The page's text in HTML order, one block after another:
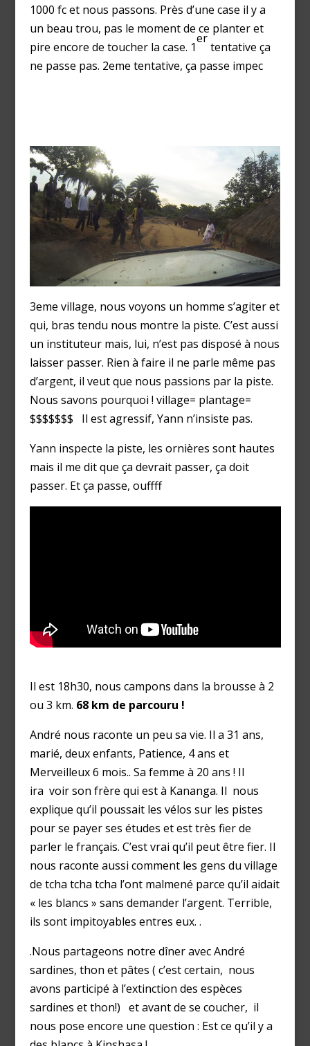
1000 fc et nous passons. Près d’une case il y a
un beau trou, pas le moment de ce planter et
pire encore de toucher la case. 1
er
tentative ça
ne passe pas. 2eme tentative, ça passe impec
3eme village, nous voyons un homme s’agiter et
qui, bras tendu nous montre la piste. C’est aussi
un instituteur mais, lui, n’est pas disposé à nous
laisser passer. Rien à faire il ne parle même pas
d’argent, il veut que nous passions par la piste.
Nous savons pourquoi ! village= plantage=
$$$$$$$ Il est agressif, Yann n’insiste pas.
Yann inspecte la piste, les ornières sont hautes
mais il me dit que ça devrait passer, ça doit
passer. Et ça passe, ouffff
Il est 18h30, nous campons dans la brousse à 2
ou 3 km. 68 km de parcouru !
André nous raconte un peu sa vie. Il a 31 ans,
marié, deux enfants, Patience, 4 ans et
Merveilleux 6 mois.. Sa femme à 20 ans ! Il
ira voir son frère qui est à Kananga. Il nous
explique qu’il poussait les vélos sur les pistes
pour se payer ses études et est très fier de
parler le français. C’est vrai qu’il peut être fier. Il
nous raconte aussi comment les gens du village
de tcha tcha tcha l’ont malmené parce qu’il aidait
« les blancs » sans demander l’argent. Terrible,
ils sont impitoyables entres eux. .
.Nous partageons notre dîner avec André
sardines, thon et pâtes ( c’est certain, nous
avons participé à l’extinction des espèces
sardines et thon!) et avant de se coucher, il
nous pose encore une question : Est ce qu’il y a